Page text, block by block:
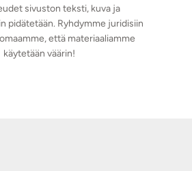
sivuston teksti, kuva ja
pidätetään. Ryhdymme juridisiin
että materiaaliamme
käytetään väärin!